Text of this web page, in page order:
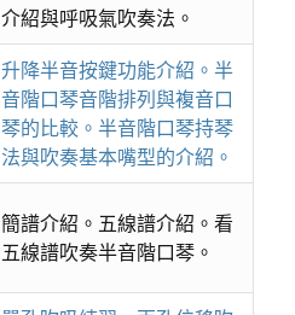
介紹與呼吸氣吹奏法。
升降半音按鍵功能介紹。半
音階口琴音階排列與複音口
琴的比較。半音階口琴持琴
法與吹奏基本嘴型的介紹。
簡譜介紹。五線譜介紹。看
五線譜吹奏半音階口琴。